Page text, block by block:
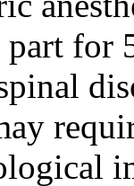
part